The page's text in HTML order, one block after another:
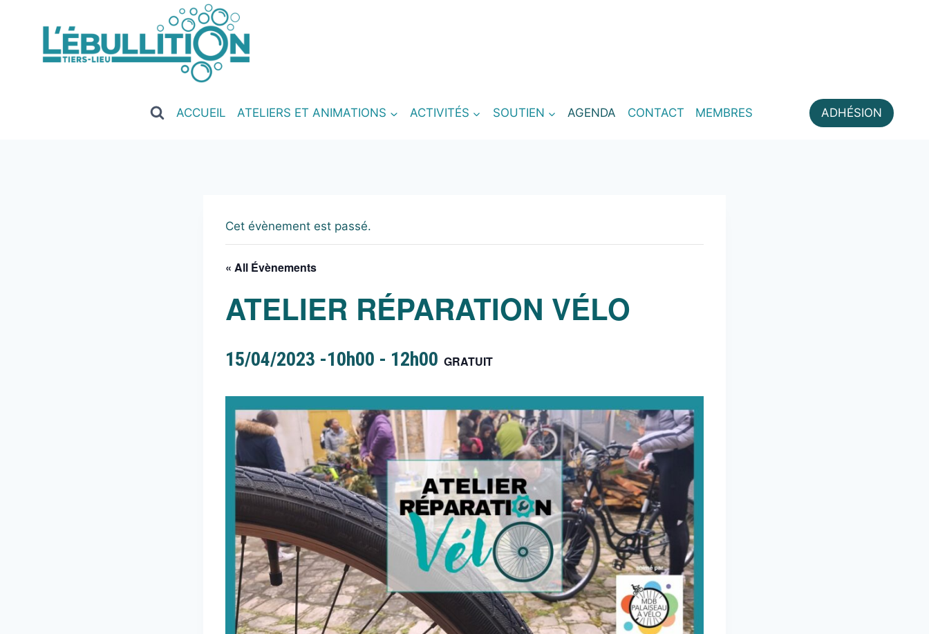
ACCUEIL ATELIERS ET ANIMATIONS ACTIVITÉS SOUTIEN AGENDA CONTACT MEMBRES ADHÉSION
Cet évènement est passé.
« All Évènements
ATELIER RÉPARATION VÉLO
15/04/2023 -10h00 - 12h00 GRATUIT